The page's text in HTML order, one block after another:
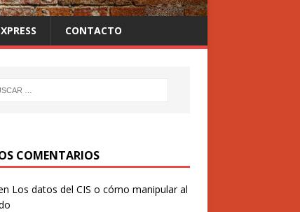
CONTACTO
COMENTARIOS
Los datos del CIS o cómo manipular al